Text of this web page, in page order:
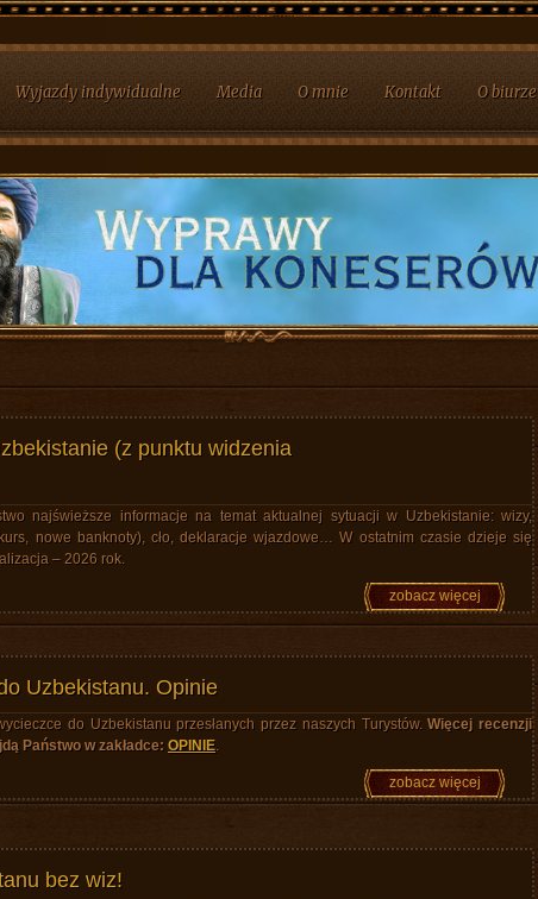
Wyjazdy indywidualne Media O mnie Kontakt O biurze
(z punktu widzenia
najświeższe informacje na temat aktualnej sytuacji w Uzbekistanie: wizy,
nowe banknoty), cło, deklaracje wjazdowe… W ostatnim czasie dzieje się
– 2026 rok.
zobacz więcej
Uzbekistanu. Opinie
do Uzbekistanu przesłanych przez naszych Turystów.Więcej recenzji
Państwo w zakładce: OPINIE.
zobacz więcej
bez wiz!